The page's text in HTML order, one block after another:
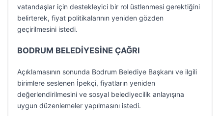
vatandaşlar için destekleyici bir rol üstlenmesi gerektiğini
belirterek, fiyat politikalarının yeniden gözden
geçirilmesini istedi.
BODRUM BELEDİYESİNE ÇAĞRI
Açıklamasının sonunda Bodrum Belediye Başkanı ve ilgili
birimlere seslenen İpekçi, fiyatların yeniden
değerlendirilmesini ve sosyal belediyecilik anlayışına
uygun düzenlemeler yapılmasını istedi.